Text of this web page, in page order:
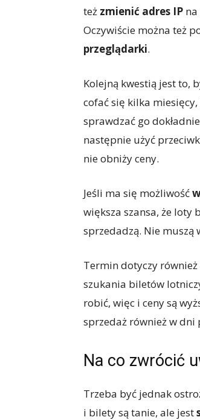
też zmienić adres IP
Oczywiście można też
przeglądarki.
Kolejną kwestią jest to,
cofać się kilka
sprawdzać go
następnie użyć
nie obniży ceny.
Jeśli ma się możliwość
większa szansa, że loty
sprzedadzą. Nie muszą
Termin dotyczy
szukania biletów
robić, więc i ceny są
sprzedaż również w dni
Na co zwrócić
Trzeba być jednak
i bilety są tanie, ale jest